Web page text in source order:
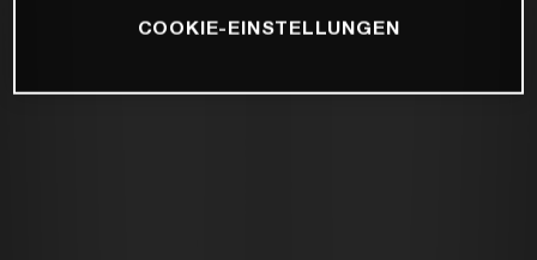
COOKIE-EINSTELLUNGEN